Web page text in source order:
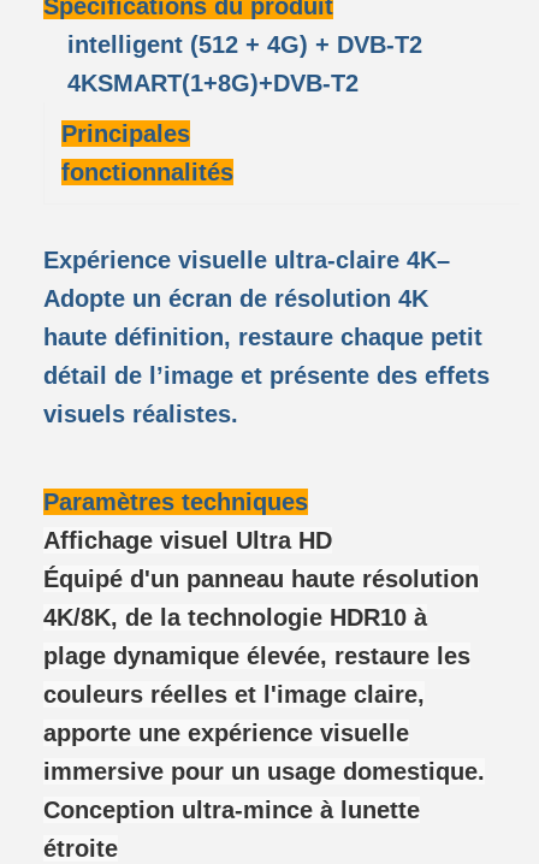
Spécifications du produit
intelligent (512 + 4G) + DVB-T2
4KSMART(1+8G)+DVB-T2
Principales
fonctionnalités
Expérience visuelle ultra-claire 4K–
Adopte un écran de résolution 4K
haute définition, restaure chaque petit
détail de l’image et présente des effets
visuels réalistes.
Paramètres techniques
Affichage visuel Ultra HD
Équipé d'un panneau haute résolution
4K/8K, de la technologie HDR10 à
plage dynamique élevée, restaure les
couleurs réelles et l'image claire,
apporte une expérience visuelle
immersive pour un usage domestique.
Conception ultra-mince à lunette
étroite